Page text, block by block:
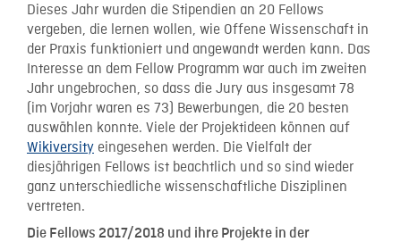
Dieses Jahr wurden die Stipendien an 20 Fellows
vergeben, die lernen wollen, wie Offene Wissenschaft in
der Praxis funktioniert und angewandt werden kann. Das
Interesse an dem Fellow Programm war auch im zweiten
Jahr ungebrochen, so dass die Jury aus insgesamt 78
(im Vorjahr waren es 73) Bewerbungen, die 20 besten
auswählen konnte. Viele der Projektideen können auf
Wikiversity eingesehen werden. Die Vielfalt der
diesjährigen Fellows ist beachtlich und so sind wieder
ganz unterschiedliche wissenschaftliche Disziplinen
vertreten.
Die Fellows 2017/2018 und ihre Projekte in der